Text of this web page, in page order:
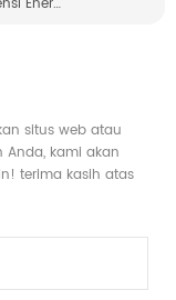
situs web atau
Anda, kami akan
terima kasih atas